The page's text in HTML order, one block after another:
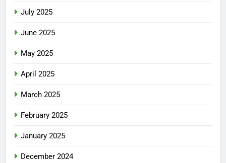
July 2025
June 2025
May 2025
April 2025
March 2025
February 2025
January 2025
December 2024